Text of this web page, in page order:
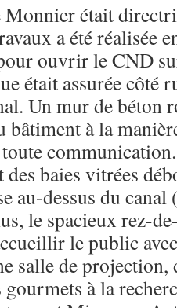
était
a été réalisée
ouvrir le CND
était assurée côté
Un mur de béton
bâtiment à la
des baies vitrées
au-dessus du
le spacieux rez-
le public
salle de projection,
à la